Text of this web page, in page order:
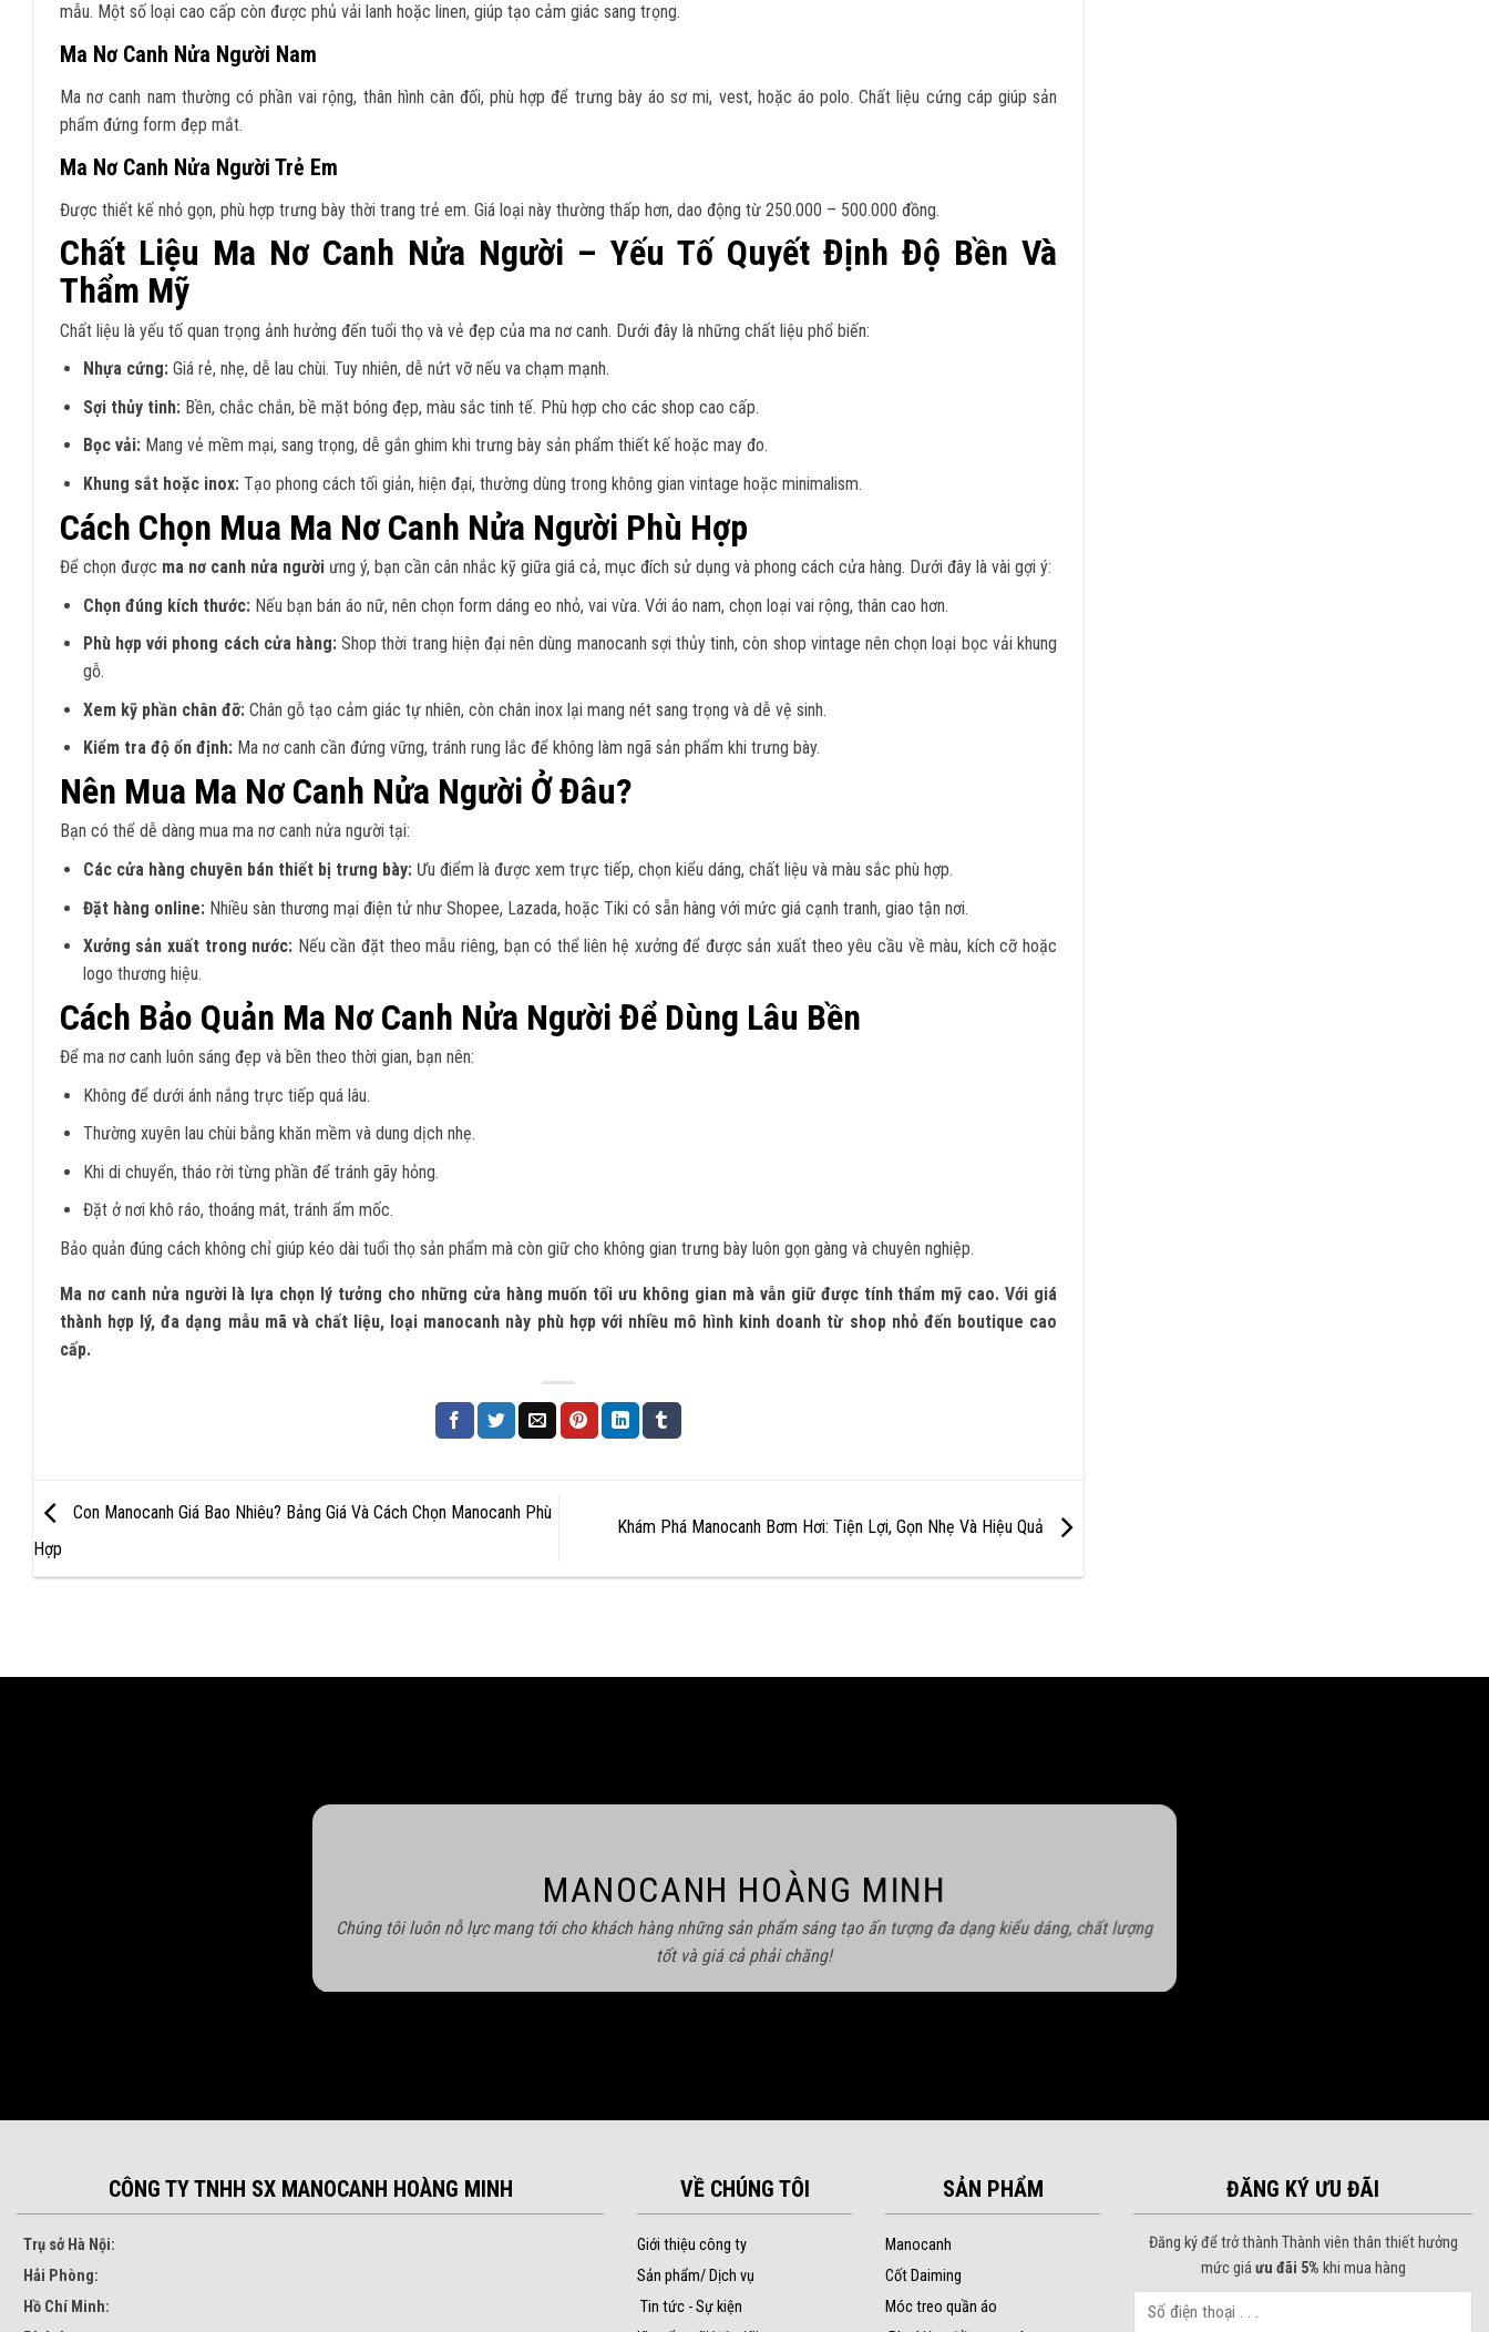
mẫu. Một số loại cao cấp còn được phủ vải lanh hoặc linen, giúp tạo cảm giác sang trọng.
Ma Nơ Canh Nửa Người Nam
Ma nơ canh nam thường có phần vai rộng, thân hình cân đối, phù hợp để trưng bày áo sơ mi, vest, hoặc áo polo. Chất liệu cứng cáp giúp sản
phẩm đứng form đẹp mắt.
Ma Nơ Canh Nửa Người Trẻ Em
Được thiết kế nhỏ gọn, phù hợp trưng bày thời trang trẻ em. Giá loại này thường thấp hơn, dao động từ 250.000 – 500.000 đồng.
Chất Liệu Ma Nơ Canh Nửa Người – Yếu Tố Quyết Định Độ Bền Và
Thẩm Mỹ
Chất liệu là yếu tố quan trọng ảnh hưởng đến tuổi thọ và vẻ đẹp của ma nơ canh. Dưới đây là những chất liệu phổ biến:
Nhựa cứng:Giá rẻ, nhẹ, dễ lau chùi. Tuy nhiên, dễ nứt vỡ nếu va chạm mạnh.
Sợi thủy tinh:Bền, chắc chắn, bề mặt bóng đẹp, màu sắc tinh tế. Phù hợp cho các shop cao cấp.
Bọc vải:Mang vẻ mềm mại, sang trọng, dễ gắn ghim khi trưng bày sản phẩm thiết kế hoặc may đo.
Khung sắt hoặc inox:Tạo phong cách tối giản, hiện đại, thường dùng trong không gian vintage hoặc minimalism.
Cách Chọn Mua Ma Nơ Canh Nửa Người Phù Hợp
Để chọn được ma nơ canh nửa người ưng ý, bạn cần cân nhắc kỹ giữa giá cả, mục đích sử dụng và phong cách cửa hàng. Dưới đây là vài gợi ý:
Chọn đúng kích thước:Nếu bạn bán áo nữ, nên chọn form dáng eo nhỏ, vai vừa. Với áo nam, chọn loại vai rộng, thân cao hơn.
Phù hợp với phong cách cửa hàng: Shop thời trang hiện đại nên dùng manocanh sợi thủy tinh, còn shop vintage nên chọn loại bọc vải khung
gỗ.
Xem kỹ phần chân đỡ:Chân gỗ tạo cảm giác tự nhiên, còn chân inox lại mang nét sang trọng và dễ vệ sinh.
Kiểm tra độ ổn định:Ma nơ canh cần đứng vững, tránh rung lắc để không làm ngã sản phẩm khi trưng bày.
Nên Mua Ma Nơ Canh Nửa Người Ở Đâu?
Bạn có thể dễ dàng mua ma nơ canh nửa người tại:
Các cửa hàng chuyên bán thiết bị trưng bày:Ưu điểm là được xem trực tiếp, chọn kiểu dáng, chất liệu và màu sắc phù hợp.
Đặt hàng online:Nhiều sàn thương mại điện tử như Shopee, Lazada, hoặc Tiki có sẵn hàng với mức giá cạnh tranh, giao tận nơi.
Xưởng sản xuất trong nước: Nếu cần đặt theo mẫu riêng, bạn có thể liên hệ xưởng để được sản xuất theo yêu cầu về màu, kích cỡ hoặc
logo thương hiệu.
Cách Bảo Quản Ma Nơ Canh Nửa Người Để Dùng Lâu Bền
Để ma nơ canh luôn sáng đẹp và bền theo thời gian, bạn nên:
Không để dưới ánh nắng trực tiếp quá lâu.
Thường xuyên lau chùi bằng khăn mềm và dung dịch nhẹ.
Khi di chuyển, tháo rời từng phần để tránh gãy hỏng.
Đặt ở nơi khô ráo, thoáng mát, tránh ẩm mốc.
Bảo quản đúng cách không chỉ giúp kéo dài tuổi thọ sản phẩm mà còn giữ cho không gian trưng bày luôn gọn gàng và chuyên nghiệp.
Ma nơ canh nửa người là lựa chọn lý tưởng cho những cửa hàng muốn tối ưu không gian mà vẫn giữ được tính thẩm mỹ cao. Với giá
thành hợp lý, đa dạng mẫu mã và chất liệu, loại manocanh này phù hợp với nhiều mô hình kinh doanh từ shop nhỏ đến boutique cao
cấp.
Con Manocanh Giá Bao Nhiêu? Bảng Giá Và Cách Chọn Manocanh Phù
Hợp
Khám Phá Manocanh Bơm Hơi: Tiện Lợi, Gọn Nhẹ Và Hiệu Quả
MANOCANH HOÀNG MINH
Chúng tôi luôn nỗ lực mang tới cho khách hàng những sản phẩm sáng tạo ấn tượng đa dạng kiểu dáng, chất lượng
tốt và giá cả phải chăng!
CÔNG TY TNHH SX MANOCANH HOÀNG MINH
Trụ sở Hà Nội:
Hải Phòng:
Hồ Chí Minh:
VỀ CHÚNG TÔI
Giới thiệu công ty
Sản phẩm/ Dịch vụ
Tin tức - Sự kiện
SẢN PHẨM
Manocanh
Cốt Daiming
Móc treo quần áo
ĐĂNG KÝ ƯU ĐÃI
Đăng ký để trở thành Thành viên thân thiết hưởng
mức giáưu đãi 5% khi mua hàng